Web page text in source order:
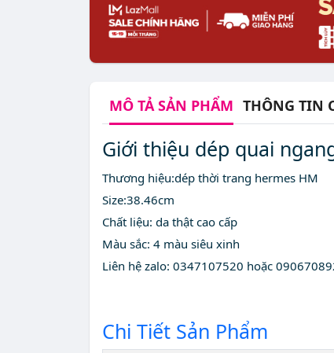
MÔ TẢSẢN PHẨM THÔNG TIN
Giới thiệu dép quai
Thương hiệu:dép thời trang hermes HM
Size:38.46cm
Chất liệu: da thật cao cấp
Màu sắc: 4 màu siêu xinh
Liên hệ zalo: 0347107520 hoặc
Chi Tiết Sản Phẩm